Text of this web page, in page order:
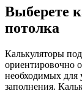
Выберете
потолка
Калькуляторы
ориентировочно
необходимых для
заполнения.